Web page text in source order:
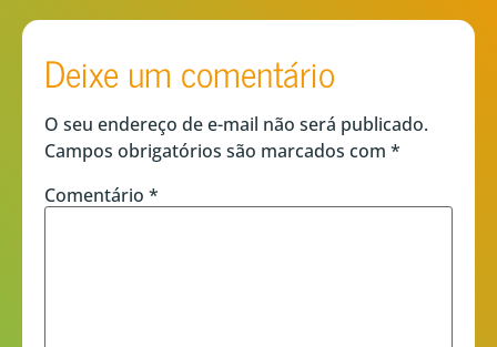
Deixe um comentário
O seu endereço de e-mail não será publicado.
Campos obrigatórios são marcados com *
Comentário *